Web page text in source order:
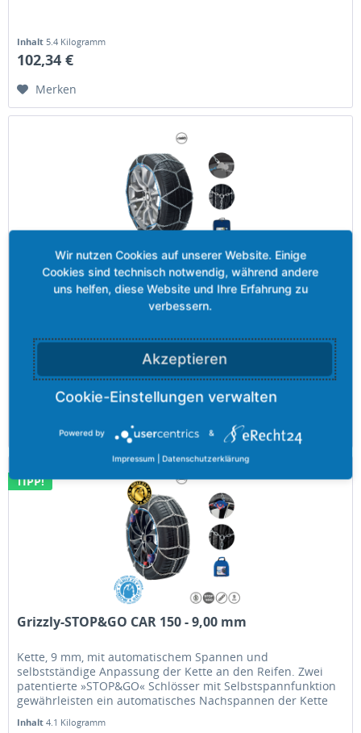
Inhalt 5.4 Kilogramm
102,34 €
Merken
Grizzly-PRO COMPACT 150 - 9,00 mm
bewältigen Sie auch extreme Situationen.
Inhalt4 Kilogramm
85,68 €
Merken
TIPP!
Grizzly-STOP&GO CAR 150 - 9,00 mm
Kette, 9 mm, mit automatischem Spannen und
selbstständige Anpassung der Kette an den Reifen. Zwei
patentierte »STOP&GO« Schlösser mit Selbstspannfunktion
gewährleisten ein automatisches Nachspannen der Kette
Inhalt4.1 Kilogramm
Akzeptieren
Powered by &
Impressum | Datenschutzerklärung